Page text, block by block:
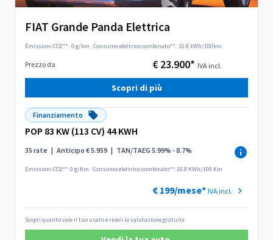
FIAT Grande Panda Elettrica
Emissioni CO2**: 0 g/km ·Consumo elettrico combinato**: 16.8 kWh/100km
Prezzo da € 23.900* IVA incl.
Scopri di più
Finanziamento
POP 83 KW (113 CV) 44 KWH
35 rate | Anticipo € 5.959 | TAN/TAEG 5.99% - 8.7%
Emissioni CO2**: 0 g/Km ·Consumo elettrico combinato**: 16.8 KWh/100 Km
€ 199/mese* IVA incl.
Scopri quanto vale il tuo usato e ricevi la valutazione gratuita